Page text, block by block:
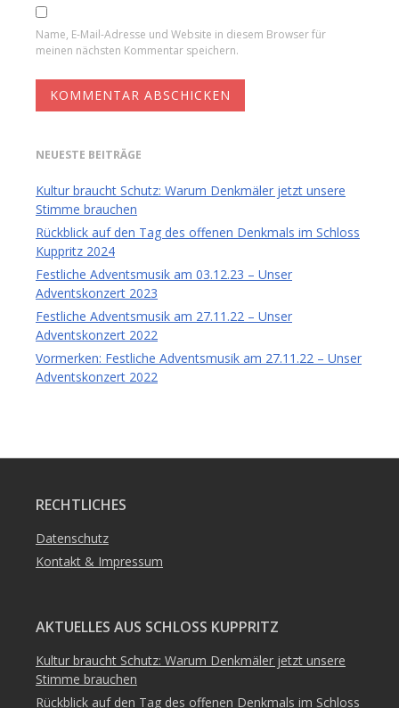
Name, E-Mail-Adresse und Website in diesem Browser für
meinen nächsten Kommentar speichern.
NEUESTE BEITRÄGE
Kultur braucht Schutz: Warum Denkmäler jetzt unsere
Stimme brauchen
Rückblick auf den Tag des offenen Denkmals im Schloss
Kuppritz 2024
Festliche Adventsmusik am 03.12.23 – Unser
Adventskonzert 2023
Festliche Adventsmusik am 27.11.22 – Unser
Adventskonzert 2022
Vormerken: Festliche Adventsmusik am 27.11.22 – Unser
Adventskonzert 2022
RECHTLICHES
Datenschutz
Kontakt & Impressum
AKTUELLES AUS SCHLOSS KUPPRITZ
Kultur braucht Schutz: Warum Denkmäler jetzt unsere
Stimme brauchen
Rückblick auf den Tag des offenen Denkmals im Schloss